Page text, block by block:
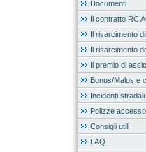
Documenti
Il contratto RC
Il risarcimento
Il risarcimento
Il premio di
Bonus/Malus e
Incidenti
Polizze
Consigli utili
FAQ